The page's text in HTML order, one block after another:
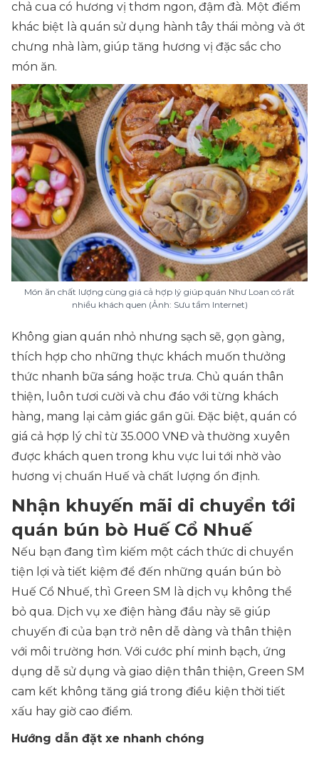
chả cua có hương vị thơm ngon, đậm đà. Một điểm
khác biệt là quán sử dụng hành tây thái mỏng và ớt
chưng nhà làm, giúp tăng hương vị đặc sắc cho
món ăn.
Món ăn chất lượng cùng giá cả hợp lý giúp quán Như Loan có rất
nhiều khách quen (Ảnh: Sưu tầm Internet)
Không gian quán nhỏ nhưng sạch sẽ, gọn gàng,
thích hợp cho những thực khách muốn thưởng
thức nhanh bữa sáng hoặc trưa. Chủ quán thân
thiện, luôn tươi cười và chu đáo với từng khách
hàng, mang lại cảm giác gần gũi. Đặc biệt, quán có
giá cả hợp lý chỉ từ 35.000 VNĐ và thường xuyên
được khách quen trong khu vực lui tới nhờ vào
hương vị chuẩn Huế và chất lượng ổn định.
Nhận khuyến mãi di chuyển tới
quán bún bò Huế Cổ Nhuế
Nếu bạn đang tìm kiếm một cách thức di chuyển
tiện lợi và tiết kiệm để đến những quán bún bò
Huế Cổ Nhuế, thì Green SM là dịch vụ không thể
bỏ qua. Dịch vụ xe điện hàng đầu này sẽ giúp
chuyến đi của bạn trở nên dễ dàng và thân thiện
với môi trường hơn. Với cước phí minh bạch, ứng
dụng dễ sử dụng và giao diện thân thiện, Green SM
cam kết không tăng giá trong điều kiện thời tiết
xấu hay giờ cao điểm.
Hướng dẫn đặt xe nhanh chóng